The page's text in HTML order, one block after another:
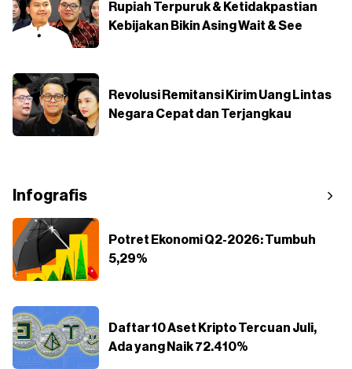
Rupiah Terpuruk & Ketidakpastian
Kebijakan Bikin Asing Wait & See
Revolusi Remitansi Kirim Uang Lintas
Negara Cepat dan Terjangkau
Infografis
Potret Ekonomi Q2-2026: Tumbuh
5,29%
Daftar 10 Aset Kripto Tercuan Juli,
Ada yang Naik 72.410%